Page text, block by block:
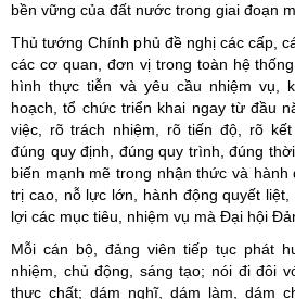
bền vững của đất nước trong giai đoạn
Thủ tướng Chính phủ đề nghị các cấp,
các cơ quan, đơn vị trong toàn hệ
hình thực tiễn và yêu cầu nhiệm vụ,
hoạch, tổ chức triển khai ngay từ đầu
việc, rõ trách nhiệm, rõ tiến độ, rõ
đúng quy định, đúng quy trình, đúng
biến mạnh mẽ trong nhận thức và
trị cao, nỗ lực lớn, hành động quyết
lợi các mục tiêu, nhiệm vụ mà Đại hội
Mỗi cán bộ, đảng viên tiếp tục phát
nhiệm, chủ động, sáng tạo; nói đi đôi
thực chất; dám nghĩ, dám làm, dám